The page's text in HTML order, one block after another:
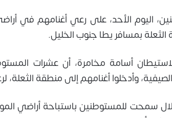
اليوم الأحد، على رعي أغنامهم في
بمسافر يطا جنوب الخليل.
أسامة مخامرة، أن عشرات
وأدخلوا أغنامهم إلى منطقة الثعلة،
سمحت للمستوطنين باستباحة أراضي